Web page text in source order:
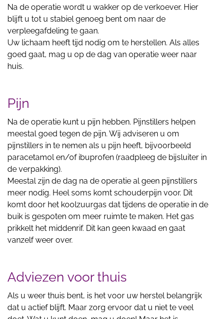
Na de operatie wordt u wakker op de verkoever. Hier
blijft u tot u stabiel genoeg bent om naar de
verpleegafdeling te gaan.
Uw lichaam heeft tijd nodig om te herstellen. Als alles
goed gaat, mag u op de dag van operatie weer naar
huis.
Pijn
Na de operatie kunt u pijn hebben. Pijnstillers helpen
meestal goed tegen de pijn. Wij adviseren u om
pijnstillers in te nemen als u pijn heeft, bijvoorbeeld
paracetamol en/of ibuprofen (raadpleeg de bijsluiter in
de verpakking).
Meestal zijn de dag na de operatie al geen pijnstillers
meer nodig. Heel soms komt schouderpijn voor. Dit
komt door het koolzuurgas dat tijdens de operatie in de
buik is gespoten om meer ruimte te maken. Het gas
prikkelt het middenrif. Dit kan geen kwaad en gaat
vanzelf weer over.
Adviezen voor thuis
Als u weer thuis bent, is het voor uw herstel belangrijk
dat u actief blijft. Maar zorg ervoor dat u niet te veel